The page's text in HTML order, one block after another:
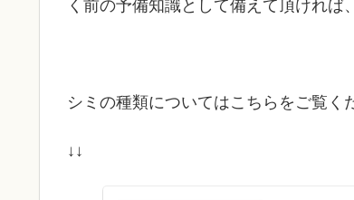
く前の予備知識として備えて頂ければ
シミの種類についてはこちらをご覧く
↓↓